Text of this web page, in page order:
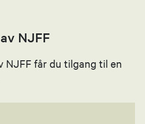
NJFF
NJFF får du tilgang til en